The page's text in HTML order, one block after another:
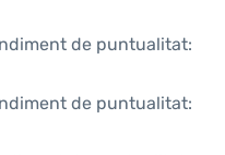
de puntualitat:
de puntualitat: